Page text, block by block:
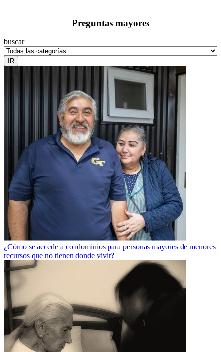
Preguntas mayores
buscar
IR
¿Cómo se accede a condominios para personas mayores de menores
recursos que no tienen donde vivir?